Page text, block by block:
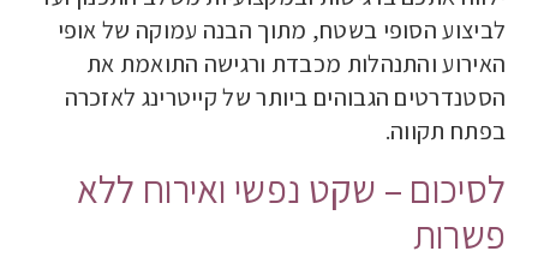
לביצוע הסופי בשטח, מתוך הבנה עמוקה של אופי
האירוע והתנהלות מכבדת ורגישה התואמת את
הסטנדרטים הגבוהים ביותר של קייטרינג לאזכרה
בפתח תקווה.
לסיכום – שקט נפשי ואירוח ללא
פשרות